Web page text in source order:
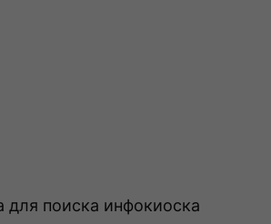
для поиска инфокиоска